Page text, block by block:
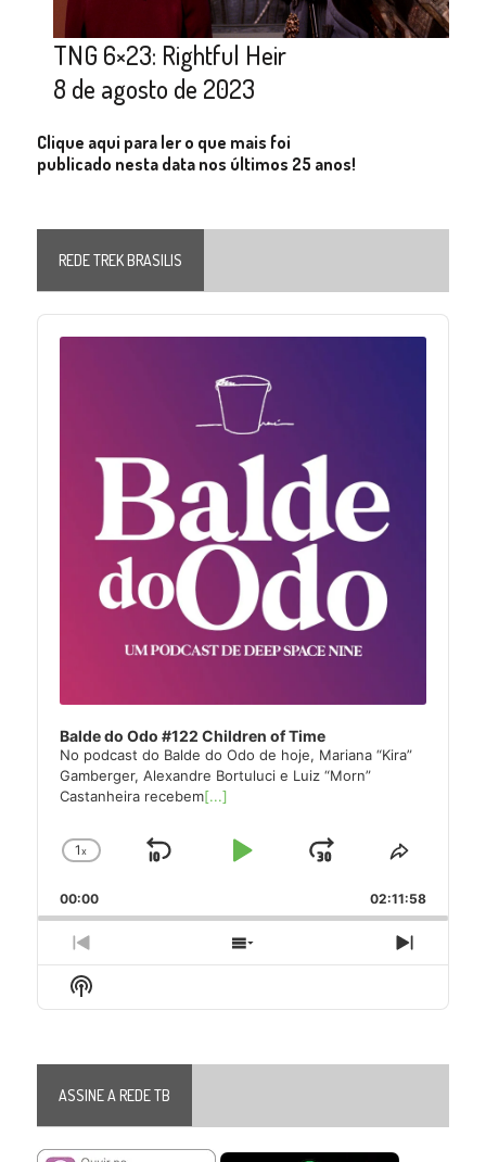
TNG 6×23: Rightful Heir
8 de agosto de 2023
Clique aqui para ler o que mais foi
publicado nesta data nos últimos 25 anos!
REDE TREK BRASILIS
Audio
Player
Balde do Odo #122 Children of Time
No podcast do Balde do Odo de hoje, Mariana “Kira”
Gamberger, Alexandre Bortuluci e Luiz “Morn”
Castanheira recebem[...]
Change
Rate
1x
Skip
Play
Jump
Forward
Share
Episode
00:00 02:11:58
Previous
Episode
Show
Episodes
Next
Episode
Show
Podcast
ASSINE A REDE TB